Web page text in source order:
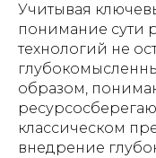
Учитывая
понимание сути
технологий не
образом,
классическом
внедрение